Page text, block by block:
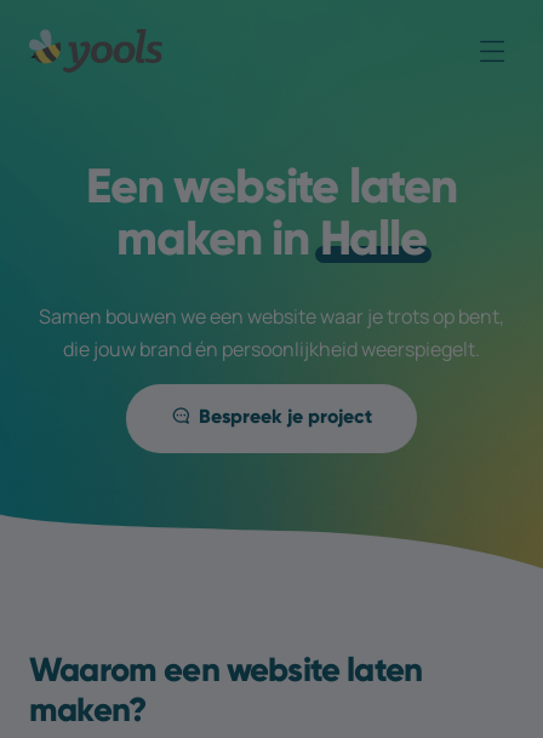
Een website laten
maken inHalle
Samen bouwen we een website waar je trots op bent,
die jouw brand én persoonlijkheid weerspiegelt.
Bespreek je project
Waarom een website laten
maken?